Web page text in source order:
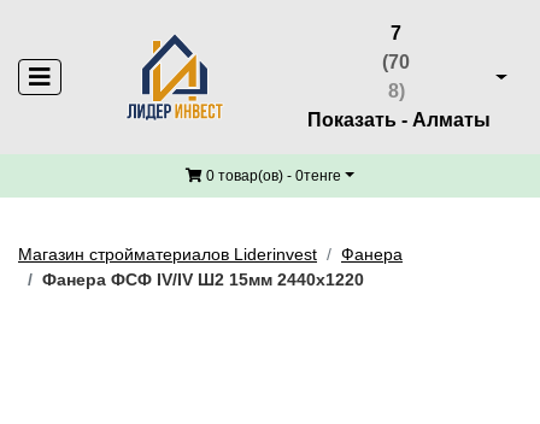
7
(70
8)
Показать - Алматы
0 товар(ов) - 0тенге
Магазин стройматериалов Liderinvest
Фанера
Фанера ФСФ IV/IV Ш2 15мм 2440х1220